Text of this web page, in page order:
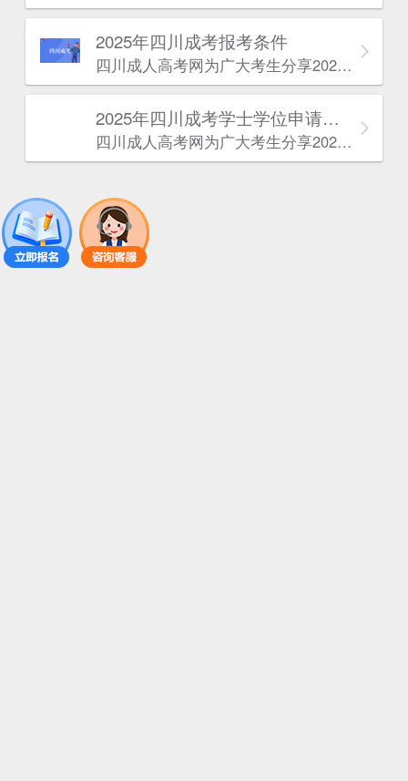
2025年‌‌‌‌四川成考报考条件
四川成人高考网​为广大考生分享2025年‌‌‌‌四川成考报考条件。为广大在职人员和社会人士提供学历提升的机会。更多四川成考考试信息，欢迎在线访问四川成人高考网。
2025年‌‌‌‌四川成考学士学位申请条件
四川成人高考网​为广大考生分享2025年‌‌‌‌四川成考学士学位申请条件。为广大在职人员和社会人士提供学历提升的机会。更多四川成考考试信息，欢迎在线访问四川成人高考网。